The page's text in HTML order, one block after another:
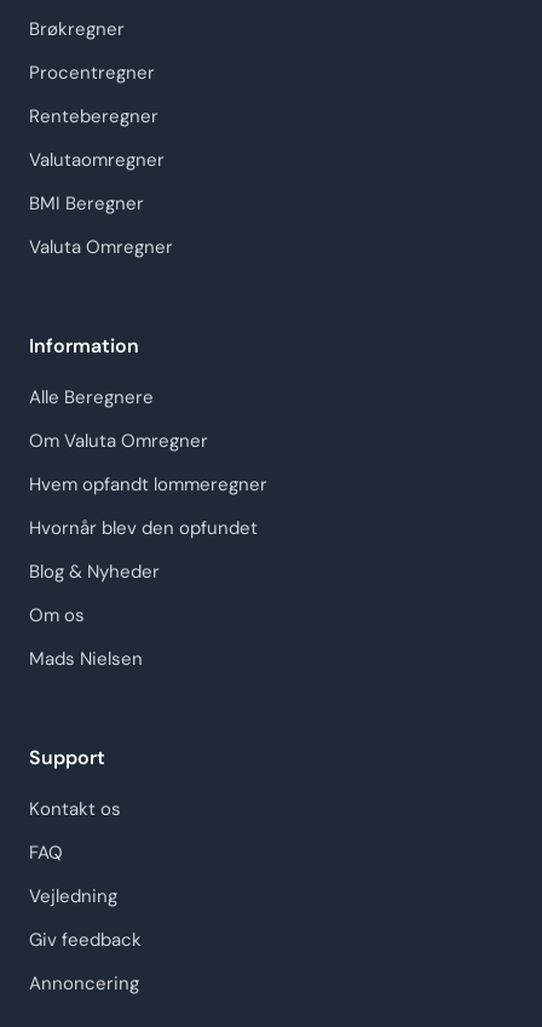
Brøkregner
Procentregner
Renteberegner
Valutaomregner
BMI Beregner
Valuta Omregner
Information
Alle Beregnere
Om Valuta Omregner
Hvem opfandt lommeregner
Hvornår blev den opfundet
Blog & Nyheder
Om os
Mads Nielsen
Support
Kontakt os
FAQ
Vejledning
Giv feedback
Annoncering